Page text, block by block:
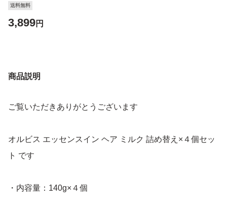
送料無料
3,899円
商品説明
ご覧いただきありがとうございます
オルビス エッセンスイン ヘア ミルク 詰め替え×４個セッ
ト です
・内容量：140g×４個